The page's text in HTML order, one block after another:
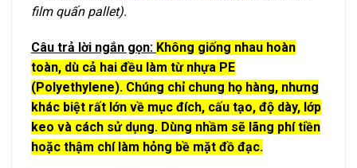
film quấn pallet).
Câu trả lời ngắn gọn: Không giống nhau hoàn
toàn, dù cả hai đều làm từ nhựa PE
(Polyethylene). Chúng chỉ chung họ hàng, nhưng
khác biệt rất lớn về mục đích, cấu tạo, độ dày, lớp
keo và cách sử dụng. Dùng nhầm sẽ lãng phí tiền
hoặc thậm chí làm hỏng bề mặt đồ đạc.